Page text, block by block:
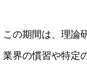
この期間は、理論
業界の慣習や特定